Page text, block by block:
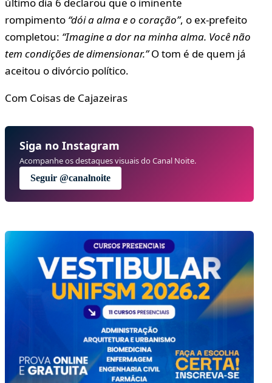
rompimento “dói a alma e o coração”, o ex-prefeito
completou: “Imagine a dor na minha alma. Você não
tem condições de dimensionar.”O tom é de quem já
aceitou o divórcio político.
Com Coisas de Cajazeiras
Siga no Instagram
Acompanhe os destaques visuais do Canal Noite.
Seguir @canalnoite